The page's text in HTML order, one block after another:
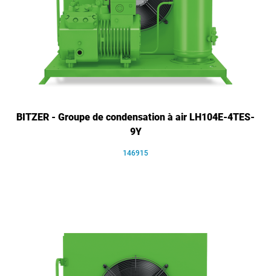
BITZER - Groupe de condensation à air LH104E-4TES-
9Y
146915